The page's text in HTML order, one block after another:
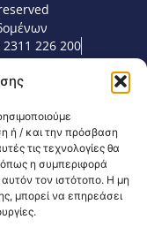
ή / και την πρόσβαση
τις τεχνολογίες θα
η συμπεριφορά
τον ιστότοπο. Η μη
μπορεί να επηρεάσει
226 200